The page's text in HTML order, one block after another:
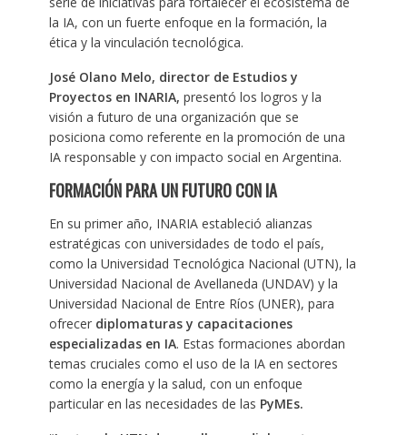
la IA, con un fuerte enfoque en la formación, la
ética y la vinculación tecnológica.
José Olano Melo, director de Estudios y
Proyectos en INARIA, presentó los logros y la
visión a futuro de una organización que se
posiciona como referente en la promoción de una
IA responsable y con impacto social en Argentina.
FORMACIÓN PARA UN FUTURO CON IA
En su primer año, INARIA estableció alianzas
estratégicas con universidades de todo el país,
como la Universidad Tecnológica Nacional (UTN), la
Universidad Nacional de Avellaneda (UNDAV) y la
Universidad Nacional de Entre Ríos (UNER), para
ofrecer diplomaturas y capacitaciones
especializadas en IA. Estas formaciones abordan
temas cruciales como el uso de la IA en sectores
como la energía y la salud, con un enfoque
particular en las necesidades de las PyMEs.